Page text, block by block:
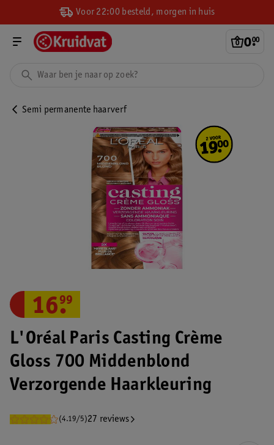
Voor 22:00 besteld, morgen in huis
0.
00
Semi permanente haarverf
L'Oréal Paris Casting Crème
Gloss 700 Middenblond
Verzorgende Haarkleuring
(4.19/5)27 reviews
16.
99